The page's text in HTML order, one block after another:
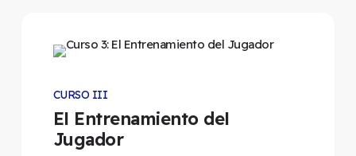
CURSO III
El Entrenamiento del
Jugador